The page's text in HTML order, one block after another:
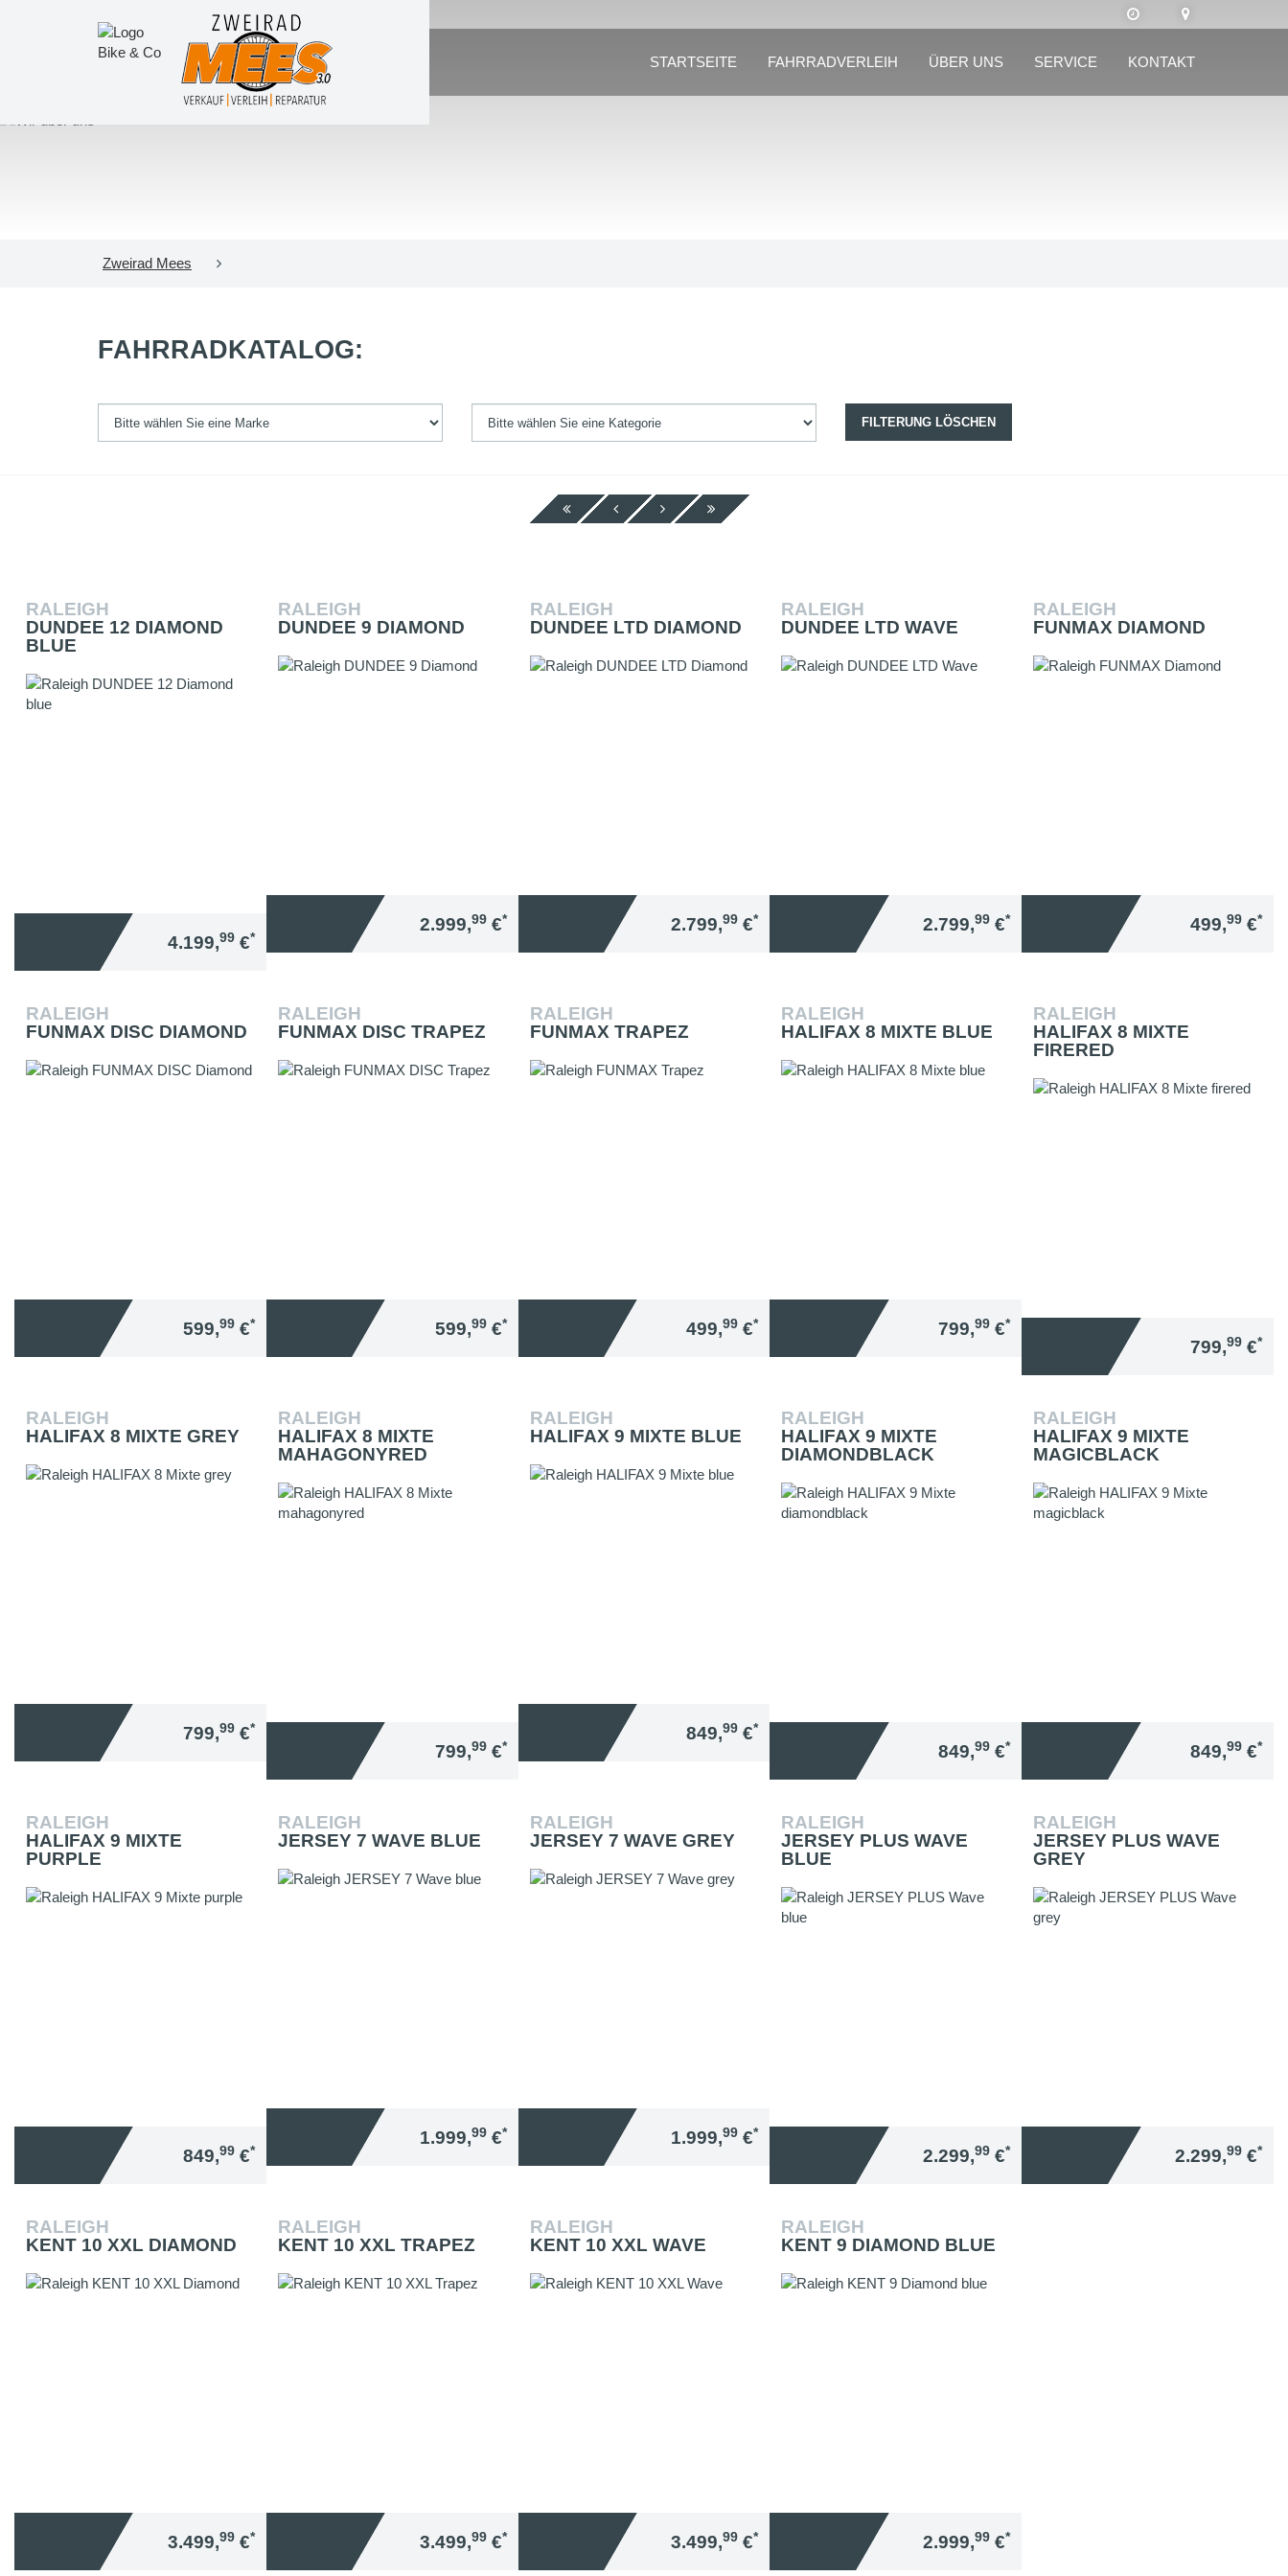
STARTSEITE FAHRRADVERLEIH ÜBER UNS SERVICE KONTAKT
Zweirad Mees
FAHRRADKATALOG:
FILTERUNG LÖSCHEN
RALEIGH
DUNDEE 12 DIAMOND
BLUE
4.199,99€*
RALEIGH
DUNDEE 9 DIAMOND
2.999,99€*
RALEIGH
DUNDEE LTD DIAMOND
2.799,99 €*
RALEIGH
DUNDEE LTD WAVE
2.799,99 €*
RALEIGH
FUNMAX DIAMOND
499,99€*
RALEIGH
FUNMAX DISC DIAMOND
599,99€*
RALEIGH
FUNMAX DISC TRAPEZ
599,99€*
RALEIGH
FUNMAX TRAPEZ
499,99 €*
RALEIGH
HALIFAX 8 MIXTE BLUE
799,99 €*
RALEIGH
HALIFAX 8 MIXTE
FIRERED
799,99€*
RALEIGH
HALIFAX 8 MIXTE GREY
799,99€*
RALEIGH
HALIFAX 8 MIXTE
MAHAGONYRED
799,99€*
RALEIGH
HALIFAX 9 MIXTE BLUE
849,99 €*
RALEIGH
HALIFAX 9 MIXTE
DIAMONDBLACK
849,99 €*
RALEIGH
HALIFAX 9 MIXTE
MAGICBLACK
849,99€*
RALEIGH
HALIFAX 9 MIXTE
PURPLE
849,99€*
RALEIGH
JERSEY 7 WAVE BLUE
1.999,99€*
RALEIGH
JERSEY 7 WAVE GREY
1.999,99 €*
RALEIGH
JERSEY PLUS WAVE
BLUE
2.299,99 €*
RALEIGH
JERSEY PLUS WAVE
GREY
2.299,99€*
RALEIGH
KENT 10 XXL DIAMOND
3.499,99€*
RALEIGH
KENT 10 XXL TRAPEZ
3.499,99€*
RALEIGH
KENT 10 XXL WAVE
3.499,99 €*
RALEIGH
KENT 9 DIAMOND BLUE
2.999,99 €*